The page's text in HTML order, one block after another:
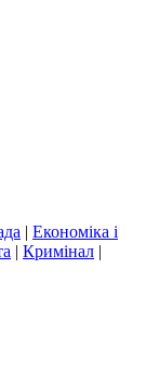
| Економіка і
| Кримінал |